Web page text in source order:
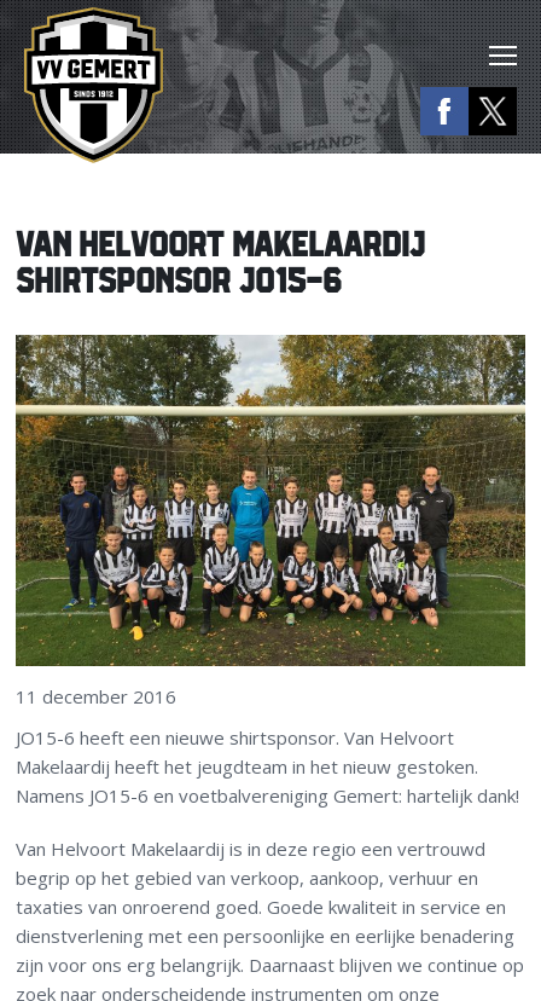
VAN HELVOORT MAKELAARDIJ
SHIRTSPONSOR JO15-6
11 december 2016
JO15-6 heeft een nieuwe shirtsponsor. Van Helvoort
Makelaardij heeft het jeugdteam in het nieuw gestoken.
Namens JO15-6 en voetbalvereniging Gemert: hartelijk dank!
Van Helvoort Makelaardij is in deze regio een vertrouwd
begrip op het gebied van verkoop, aankoop, verhuur en
taxaties van onroerend goed. Goede kwaliteit in service en
dienstverlening met een persoonlijke en eerlijke benadering
zijn voor ons erg belangrijk. Daarnaast blijven we continue op
zoek naar onderscheidende instrumenten om onze